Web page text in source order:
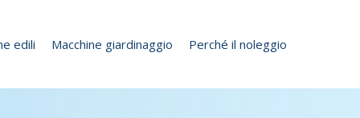
edili Macchine giardinaggio Perché il noleggio